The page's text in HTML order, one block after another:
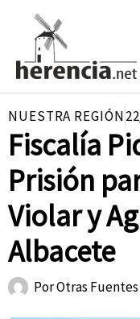
contenido
NUESTRA REGIÓN
Fiscalía
Prisión
Violar y
Albacete
PorOtras Fuentes